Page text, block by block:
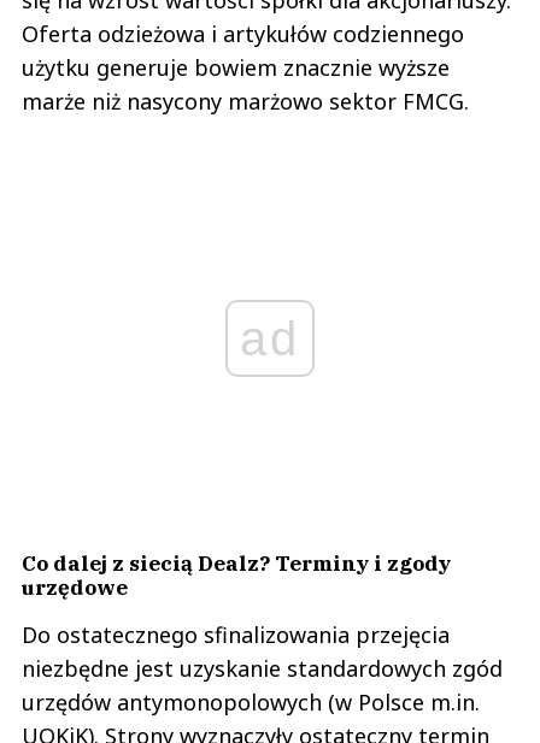
Oferta odzieżowa i artykułów codziennego
użytku generuje bowiem znacznie wyższe
marże niż nasycony marżowo sektor FMCG.
ad
Co dalej z siecią Dealz? Terminy i zgody
urzędowe
Do ostatecznego sfinalizowania przejęcia
niezbędne jest uzyskanie standardowych zgód
urzędów antymonopolowych (w Polsce m.in.
UOKiK). Strony wyznaczyły ostateczny termin